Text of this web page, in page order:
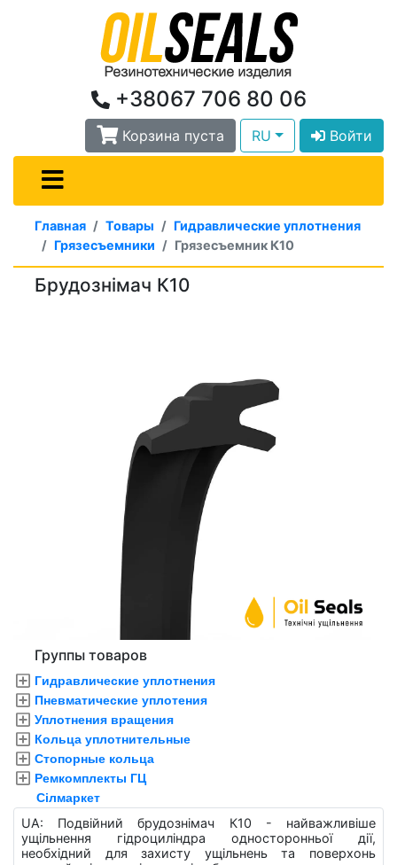
+38067 706 80 06
Корзина пуста RU Войти
Главная Товары
Гидравлические уплотнения
Грязесъемники
Грязесъемник К10
Брудознімач К10
Группы товаров
Гидравлические уплотнения
Пневматические уплотения
Уплотнения вращения
Кольца уплотнительные
Стопорные кольца
Ремкомплекты ГЦ
Сілмаркет
UA: Подвійний брудознімач К10 - найважливіше
ущільнення гідроциліндра односторонньої дії,
необхідний для захисту ущільнень та поверхонь